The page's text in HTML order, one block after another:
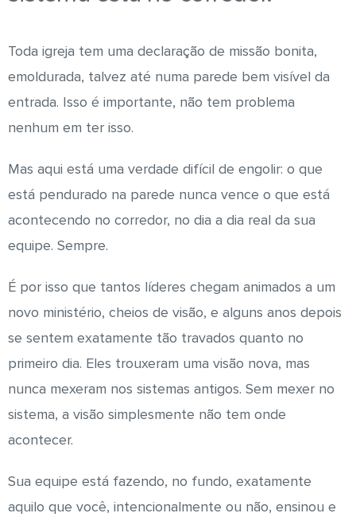
Toda igreja tem uma declaração de missão bonita,
emoldurada, talvez até numa parede bem visível da
entrada. Isso é importante, não tem problema
nenhum em ter isso.
Mas aqui está uma verdade difícil de engolir: o que
está pendurado na parede nunca vence o que está
acontecendo no corredor, no dia a dia real da sua
equipe. Sempre.
É por isso que tantos líderes chegam animados a um
novo ministério, cheios de visão, e alguns anos depois
se sentem exatamente tão travados quanto no
primeiro dia. Eles trouxeram uma visão nova, mas
nunca mexeram nos sistemas antigos. Sem mexer no
sistema, a visão simplesmente não tem onde
acontecer.
Sua equipe está fazendo, no fundo, exatamente
aquilo que você, intencionalmente ou não, ensinou e